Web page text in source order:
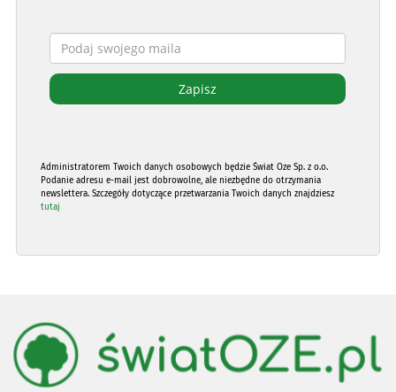
Administratorem Twoich danych osobowych będzie Świat Oze Sp. z o.o.
Podanie adresu e-mail jest dobrowolne, ale niezbędne do otrzymania
newslettera. Szczegóły dotyczące przetwarzania Twoich danych znajdziesz
tutaj